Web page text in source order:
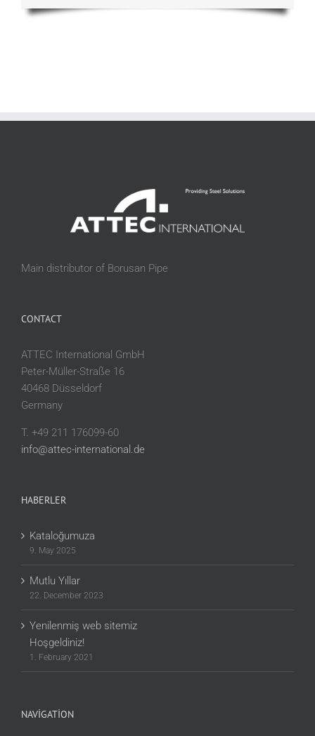
Main distributor of Borusan Pipe
CONTACT
ATTEC International GmbH
Peter-Müller-Straße 16
40468 Düsseldorf
Germany
T. +49 211 176099-60
info@attec-international.de
HABERLER
Kataloğumuza
9. May 2025
Mutlu Yıllar
22. December 2023
Yenilenmiş web sitemiz
Hoşgeldiniz!
1. February 2021
NAVIGATION